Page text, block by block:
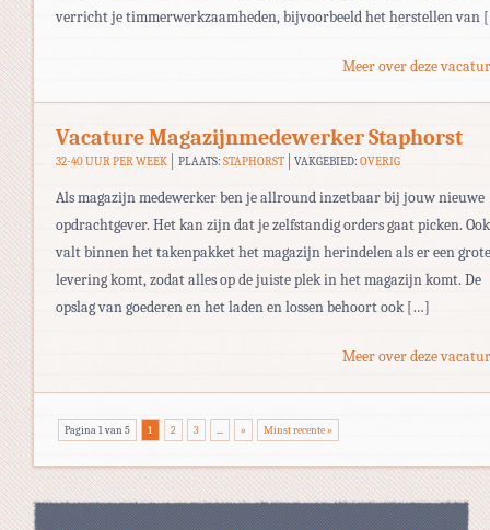
verricht je timmerwerkzaamheden, bijvoorbeeld het herstellen van
Meer over deze
Vacature Magazijnmedewerker Staphorst
32-40 UUR PER WEEK PLAATS: STAPHORST VAKGEBIED:OVERIG
Als magazijn medewerker ben je allround inzetbaar bij jouw nieuwe
opdrachtgever. Het kan zijn dat je zelfstandig orders gaat picken. Ook
valt binnen het takenpakket het magazijn herindelen als er een grote
levering komt, zodat alles op de juiste plek in het magazijn komt. De
opslag van goederen en het laden en lossen behoort ook […]
Meer over deze
Pagina 1 van 5 1 2 3 ... » Minst recente »